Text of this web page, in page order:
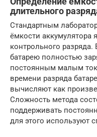
длительного
Стандартным
ёмкости аккумулятора
контрольного
батарею полностью
постоянным малым
времени разряда
вычисляют как
Сложность метода
поддерживать
для этого используют